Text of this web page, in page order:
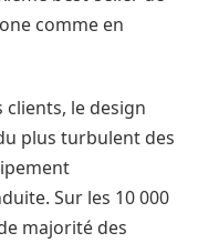
comme en
clients, le design
plus turbulent des
Sur les 10 000
majorité des